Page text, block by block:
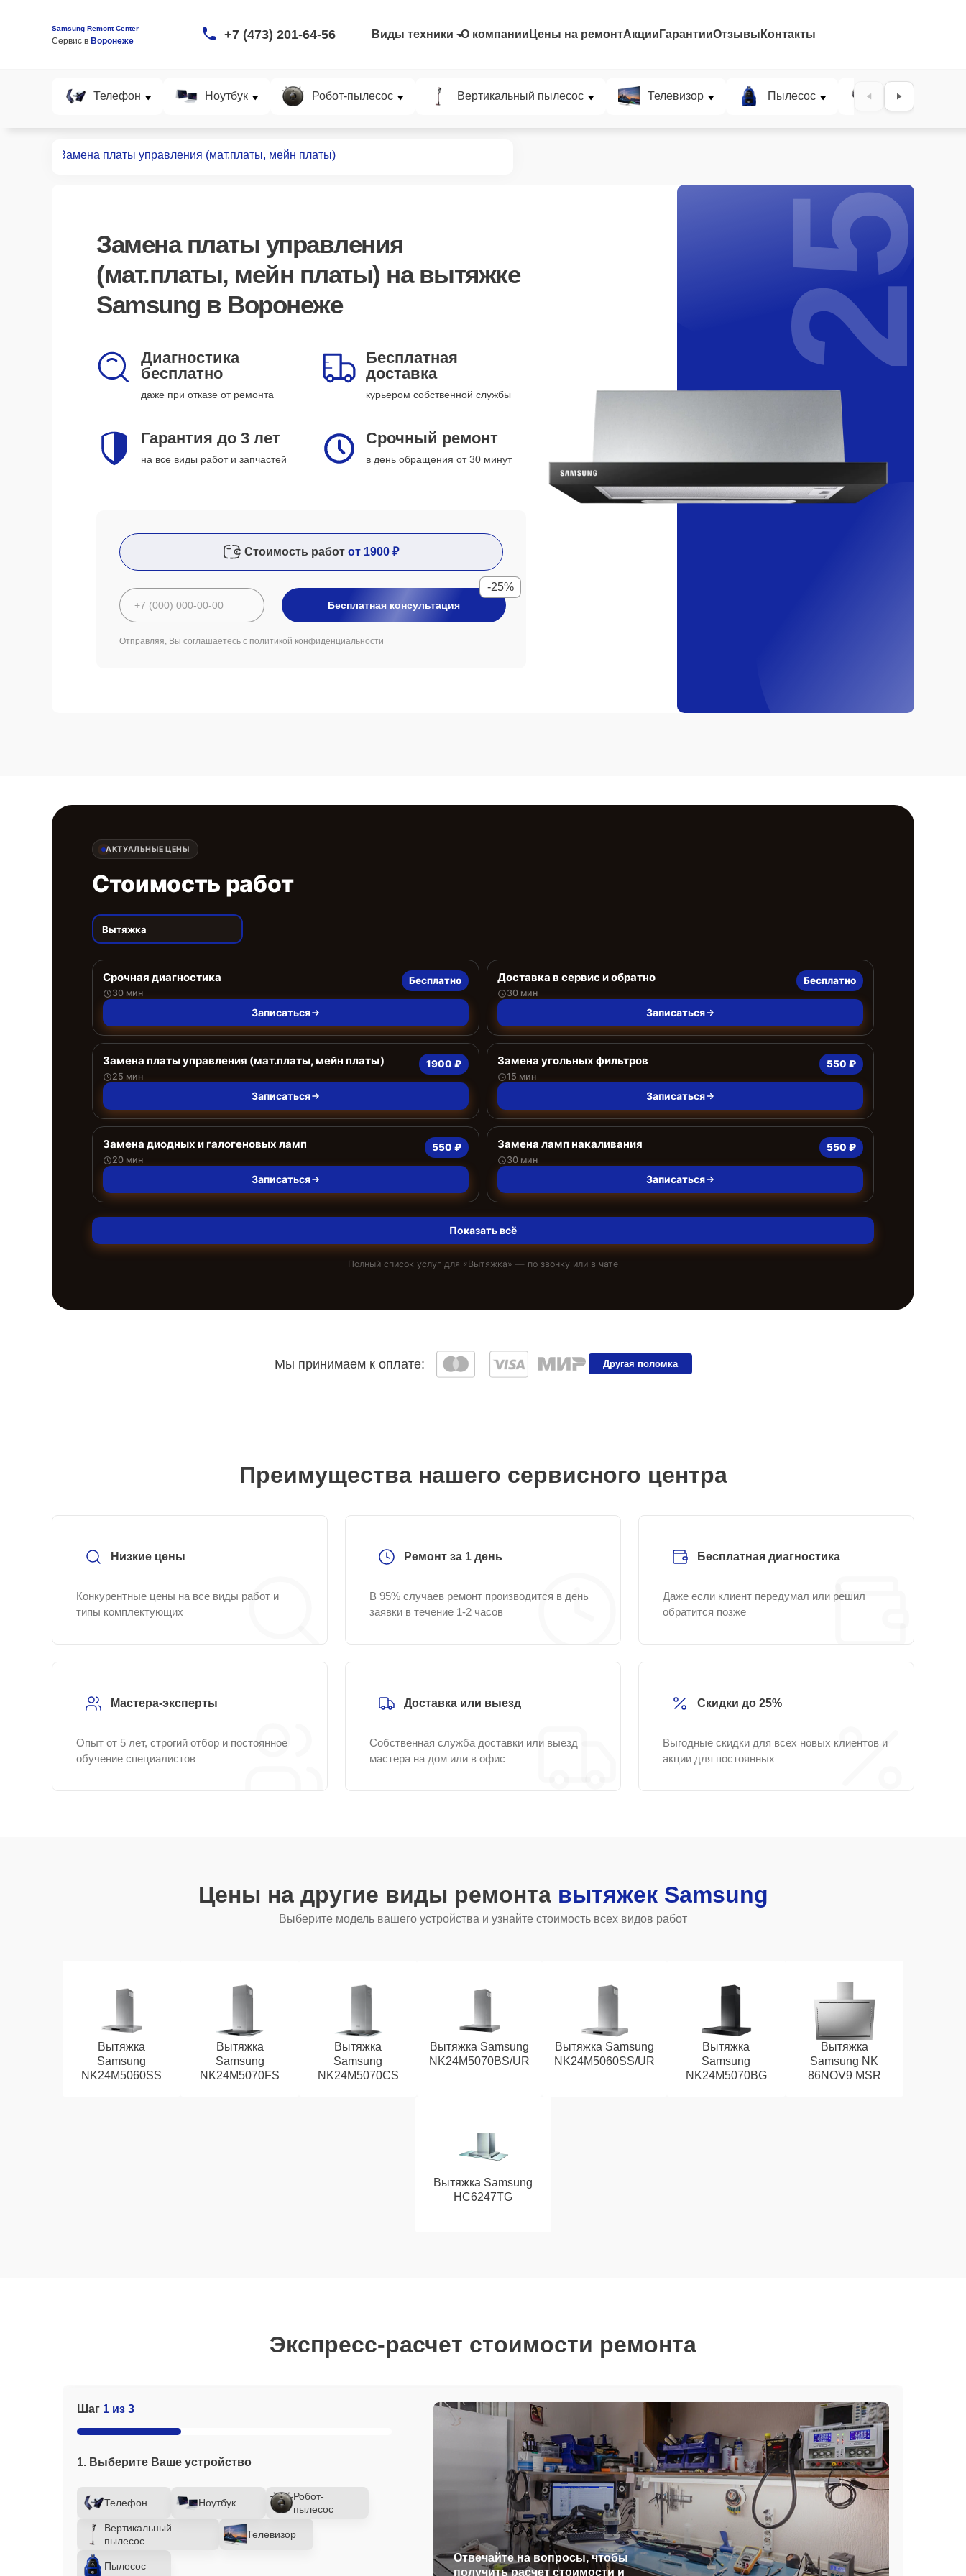
Samsung Remont Center
Сервис в Воронеже +7 (473) 201-64-56 Виды техники О компании Цены на ремонтАкции ГарантииОтзывы Контакты
Телефон Ноутбук Робот-пылесос Вертикальный пылесос Телевизор Пылесос Проектор
Замена платы управления (мат.платы, мейн платы)
Замена платы управления
(мат.платы, мейн платы) на вытяжке
Samsung в Воронеже
Диагностика
бесплатно
даже при отказе от ремонта
Бесплатная
доставка
курьером собственной службы
Гарантия до 3 лет
на все виды работ и запчастей
Срочный ремонт
в день обращения от 30 минут
Стоимость работ от 1900 ₽
Бесплатная консультация
-25%
Отправляя, Вы соглашаетесь с политикой конфиденциальности
25%
АКТУАЛЬНЫЕ ЦЕНЫ
Стоимость работ
Вытяжка
Срочная диагностика
30 мин
Бесплатно
Записаться
Доставка в сервис и обратно
30 мин
Бесплатно
Записаться
Замена платы управления (мат.платы, мейн платы)
25 мин
1900 ₽
Записаться
Замена угольных фильтров
15 мин
550 ₽
Записаться
Замена диодных и галогеновых ламп
20 мин
550 ₽
Записаться
Замена ламп накаливания
30 мин
550 ₽
Записаться
Показать всё
Полный список услуг для «Вытяжка» — по звонку или в чате
Мы принимаем к оплате: Другая поломка
Преимущества нашего сервисного центра
Низкие цены
Конкурентные цены на все виды работ и
типы комплектующих
Ремонт за 1 день
В 95% случаев ремонт производится в день
заявки в течение 1-2 часов
Бесплатная диагностика
Даже если клиент передумал или решил
обратится позже
Мастера-эксперты
Опыт от 5 лет, строгий отбор и постоянное
обучение специалистов
Доставка или выезд
Собственная служба доставки или выезд
мастера на дом или в офис
Скидки до 25%
Выгодные скидки для всех новых клиентов и
акции для постоянных
Цены на другие виды ремонта вытяжек Samsung
Выберите модель вашего устройства и узнайте стоимость всех видов работ
Вытяжка
Samsung
NK24M5060SS
Вытяжка
Samsung
NK24M5070FS
Вытяжка
Samsung
NK24M5070CS
Вытяжка Samsung
NK24M5070BS/UR
Вытяжка Samsung
NK24M5060SS/UR
Вытяжка
Samsung
NK24M5070BG
Вытяжка
Samsung NK
86NOV9 MSR
Вытяжка Samsung
HC6247TG
Экспресс-расчет стоимости ремонта
Шаг 1 из 3
1. Выберите Ваше устройство
Телефон Ноутбук
Робот-
пылесос
Вертикальный
пылесос
Телевизор
Пылесос
Отвечайте на вопросы, чтобы
получить расчет стоимости и